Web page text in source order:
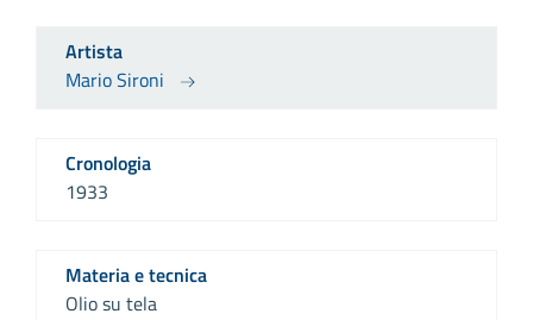
Artista
Mario Sironi
Cronologia
1933
Materia e tecnica
Olio su tela